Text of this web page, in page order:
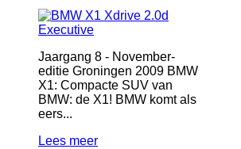
Jaargang 8 - November-
editie Groningen 2009 BMW
X1: Compacte SUV van
BMW: de X1! BMW komt als
eers...
Lees meer